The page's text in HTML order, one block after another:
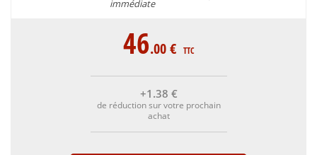
immédiate
46.00€ TTC
+1 .38 €
de réduction sur votre prochain
achat